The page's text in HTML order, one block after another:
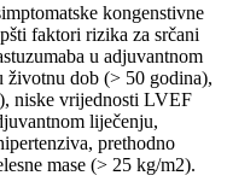
kongenstivne
faktori rizika za srčani
u adjuvantnom
dob (> 50 godina),
niske vrijednosti LVEF
liječenju,
prethodno
mase (> 25 kg/m2).